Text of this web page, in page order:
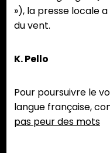
»), la presse locale
du vent.
K. Pello
Pour poursuivre le
langue française,
pas peurdes mots